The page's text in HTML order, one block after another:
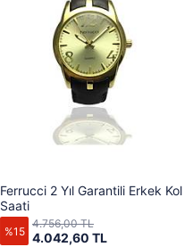
Ferrucci 2 Yıl Garantili Erkek Kol
Saati
%15 4.042,60 TL
4.756,00 TL